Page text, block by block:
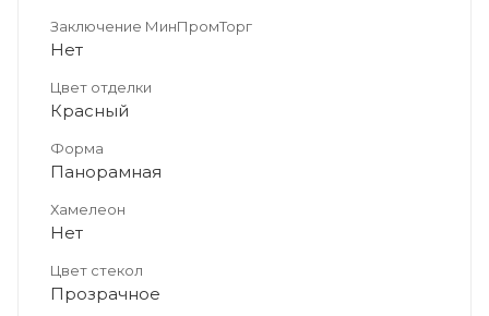
Заключение МинПромТорг
Нет
Цвет отделки
Красный
Форма
Панорамная
Хамелеон
Нет
Цвет стекол
Прозрачное